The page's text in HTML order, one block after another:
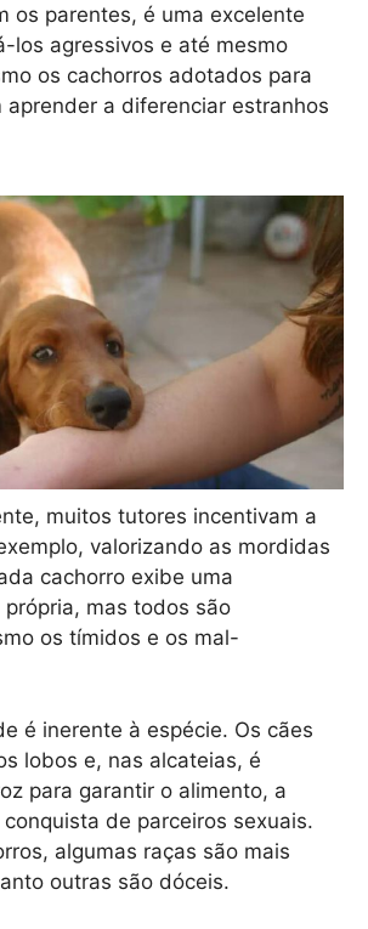
os parentes, é uma excelente
los agressivos e até mesmo
os cachorros adotados para
aprender a diferenciar estranhos
muitos tutores incentivam a
valorizando as mordidas
cachorro exibe uma
mas todos são
os tímidos e os mal-
é inerente à espécie. Os cães
lobos e, nas alcateias, é
para garantir o alimento, a
de parceiros sexuais.
algumas raças são mais
outras são dóceis.